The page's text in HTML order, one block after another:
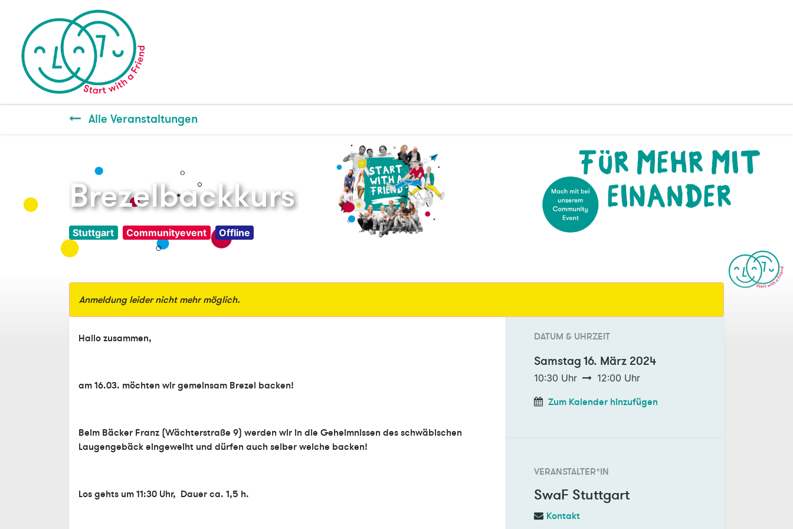
Alle Veranstaltungen
Brezelbackkurs
Stuttgart Communityevent Offline
Anmeldung leider nicht mehr möglich.
Hallo zusammen,
am 16.03. möchten wir gemeinsam Brezel backen!
Beim Bäcker Franz (Wächterstraße 9) werden wir in die Geheimnissen des schwäbischen
Laugengebäck eingeweiht und dürfen auch selber welche backen!
Los gehts um 11:30 Uhr, Dauer ca. 1,5 h.
DATUM & UHRZEIT
Samstag16. März 2024
10:30 Uhr 12:00 Uhr
Zum Kalender hinzufügen
VERANSTALTER*IN
SwaF Stuttgart
Kontakt